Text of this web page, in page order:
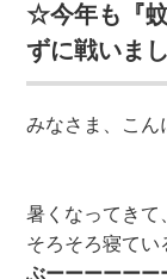
☆今年も『
ずに戦いまし
みなさま、こん
暑くなってきて
そろそろ寝てい
ぶーーーーーー